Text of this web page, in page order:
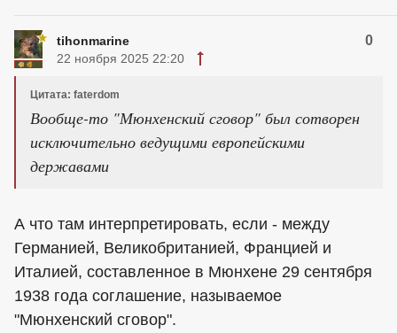
tihonmarine 0
22 ноября 2025 22:20
Цитата: faterdom
Вообще-то "Мюнхенский сговор" был сотворен
исключительно ведущими европейскими
державами
А что там интерпретировать, если - между
Германией, Великобританией, Францией и
Италией, составленное в Мюнхене 29 сентября
1938 года соглашение, называемое
"Мюнхенский сговор".